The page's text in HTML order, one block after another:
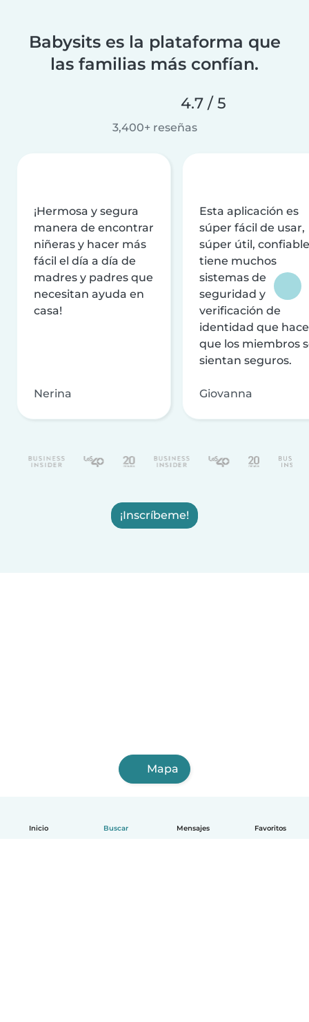
Inicio Buscar Mensajes Favoritos
Babysits es la plataforma que
las familias más confían.
4.7 / 5
3,400+ reseñas
¡Hermosa y segura
manera de encontrar
niñeras y hacer más
fácil el día a día de
madres y padres que
necesitan ayuda en
casa!
Nerina
Esta aplicación es
súper fácil de usar,
súper útil,
tiene muchos
sistemas de
seguridad y
verificación de
identidad que
que los miembros
sientan seguros.
Giovanna
¡Inscríbeme!
Mapa